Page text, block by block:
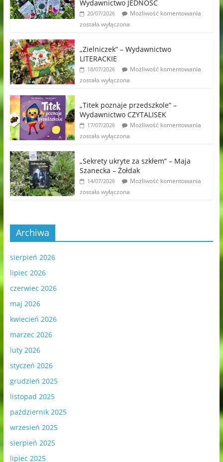
Wydawnictwo JEDNOŚĆ
20/07/2026
Możliwość komentowania
została wyłączona
„Zielniczek” – Wydawnictwo
LITERACKIE
18/07/2026
Możliwość komentowania
została wyłączona
„Titek poznaje przedszkole” –
Wydawnictwo CZYTALISEK
17/07/2026
Możliwość komentowania
została wyłączona
„Sekrety ukryte za szkłem” – Maja
Szanecka – Żołdak
14/07/2026
Możliwość komentowania
została wyłączona
Archiwa
sierpień 2026
lipiec 2026
czerwiec 2026
maj 2026
kwiecień 2026
marzec 2026
luty 2026
styczeń 2026
grudzień 2025
listopad 2025
październik 2025
wrzesień 2025
sierpień 2025
lipiec 2025